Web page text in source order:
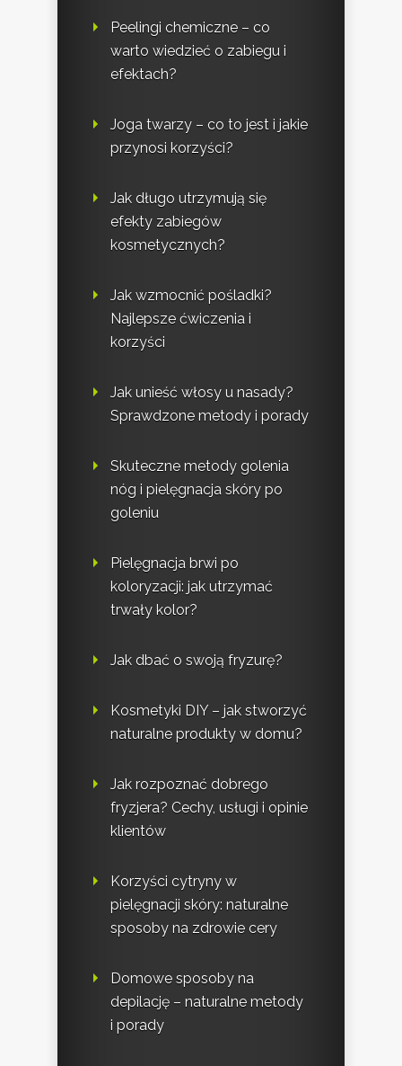
Peelingi chemiczne – co
warto wiedzieć o zabiegu i
efektach?
Joga twarzy – co to jest i jakie
przynosi korzyści?
Jak długo utrzymują się
efekty zabiegów
kosmetycznych?
Jak wzmocnić pośladki?
Najlepsze ćwiczenia i
korzyści
Jak unieść włosy u nasady?
Sprawdzone metody i porady
Skuteczne metody golenia
nóg i pielęgnacja skóry po
goleniu
Pielęgnacja brwi po
koloryzacji: jak utrzymać
trwały kolor?
Jak dbać o swoją fryzurę?
Kosmetyki DIY – jak stworzyć
naturalne produkty w domu?
Jak rozpoznać dobrego
fryzjera? Cechy, usługi i opinie
klientów
Korzyści cytryny w
pielęgnacji skóry: naturalne
sposoby na zdrowie cery
Domowe sposoby na
depilację – naturalne metody
i porady